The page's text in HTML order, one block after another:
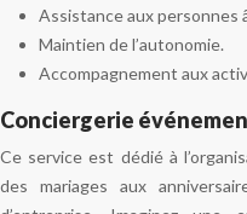
Assistance aux personnes
Maintien de l’autonomie.
Accompagnement aux
Conciergerie
Ce service est dédié à
des mariages aux